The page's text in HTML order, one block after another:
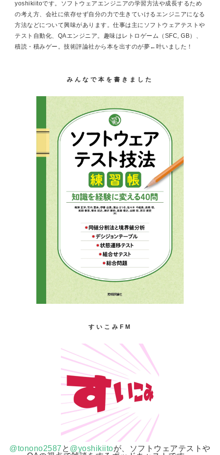
yoshikiitoです。ソフトウェアエンジニアの学習方法や成長するため
の考え方、会社に依存せず自分の力で生きていけるエンジニアになる
方法などについて興味があります。仕事は主にソフトウェアテストや
テスト自動化、QAエンジニア。趣味はレトロゲーム（SFC, GB）、
積読・積みゲー。技術評論社から本を出すのが夢←叶いました！
みんなで本を書きました
すいこみFM
@tonono2587 と @yoshikiitoが、ソフトウェアテストや